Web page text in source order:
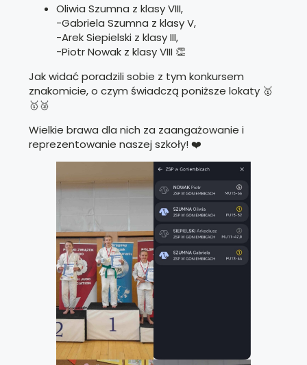
Oliwia Szumna z klasy VIII,
-Gabriela Szumna z klasy V,
-Arek Siepielski z klasy III,
-Piotr Nowak z klasy VIII 👏
Jak widać poradzili sobie z tym konkursem
znakomicie, o czym świadczą poniższe lokaty 🥇
🥇🥈
Wielkie brawa dla nich za zaangażowanie i
reprezentowanie naszej szkoły! ❤️